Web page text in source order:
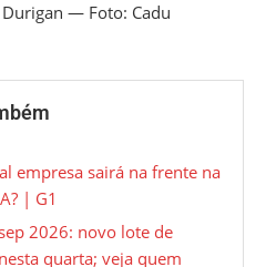
— Foto: Cadu
empresa sairá na frente na
| G1
2026: novo lote de
quarta; veja quem